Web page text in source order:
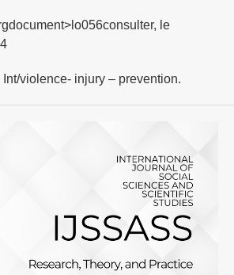
le
Int/violence- injury – prevention.